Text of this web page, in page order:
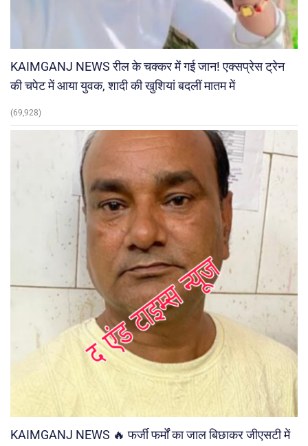
KAIMGANJ NEWS रील के चक्कर में गई जान! एक्सप्रेस ट्रेन
की चपेट में आया युवक, शादी की खुशियां बदलीं मातम में
(69,928)
KAIMGANJ NEWS 🔥 फर्जी फर्मों का जाल बिछाकर जीएसटी में